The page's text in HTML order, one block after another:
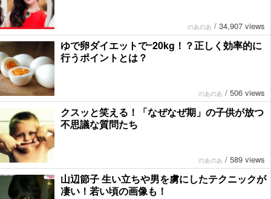
のあのあ / 34,907 views
ゆで卵ダイエットでｰ20kg！？正しく効率的に
行うポイントとは？
のあのあ / 506 views
クスッと笑える！「なぜなぜ期」の子供が放つ
不思議な質問たち
のあのあ / 589 views
山辺節子 生い立ちや男を虜にしたテクニックが
凄い！若い頃の画像も！